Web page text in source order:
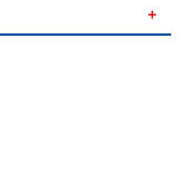
＋